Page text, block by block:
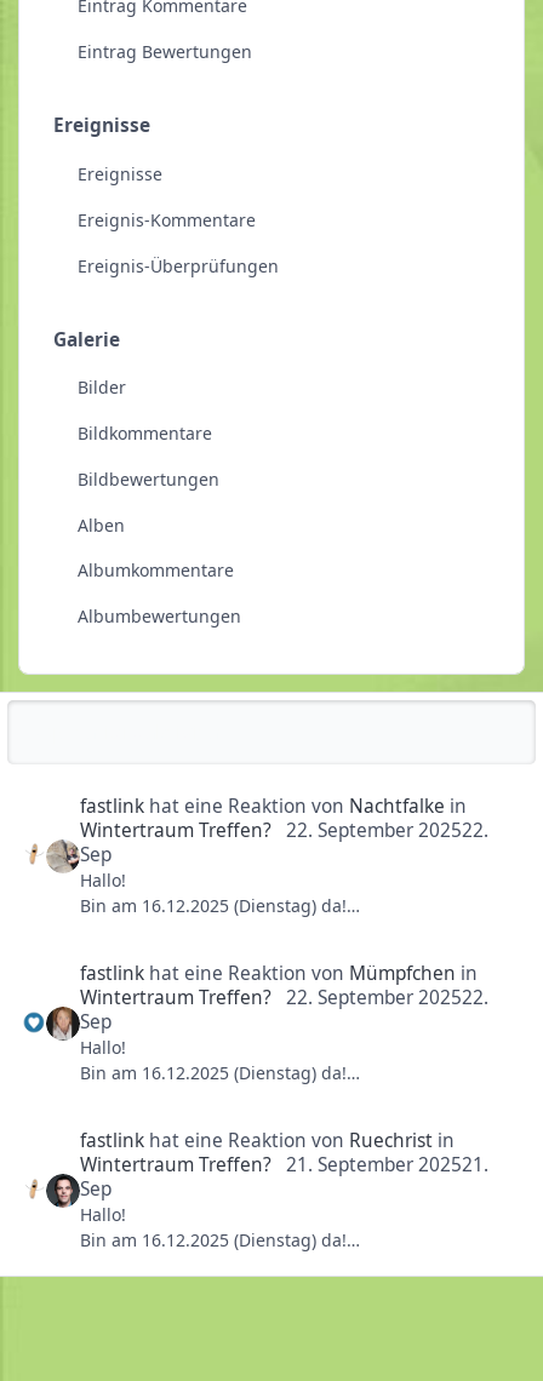
Eintrag Kommentare
Eintrag Bewertungen
Ereignisse
Ereignisse
Ereignis-Kommentare
Ereignis-Überprüfungen
Galerie
Bilder
Bildkommentare
Bildbewertungen
Alben
Albumkommentare
Albumbewertungen
fastlink hat eine Reaktion von Nachtfalke in
Wintertraum Treffen? 22. September 202522.
Sep
Hallo!
Bin am 16.12.2025 (Dienstag) da!
fastlink hat eine Reaktion von Mümpfchen in
Wintertraum Treffen? 22. September 202522.
Sep
Hallo!
Bin am 16.12.2025 (Dienstag) da!
fastlink hat eine Reaktion von Ruechrist in
Wintertraum Treffen? 21. September 202521.
Sep
Hallo!
Bin am 16.12.2025 (Dienstag) da!